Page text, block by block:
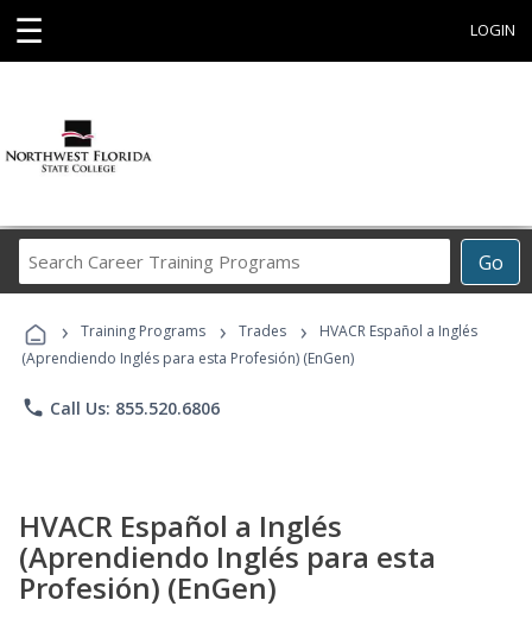
☰ LOGIN
Go
Career
Programs
› Training Programs › Trades ›
HVACR Español a Inglés
(Aprendiendo Inglés para esta Profesión) (EnGen)
phone Call Us: 855.520.6806
HVACR Español a Inglés
(Aprendiendo Inglés para esta
Profesión) (EnGen)